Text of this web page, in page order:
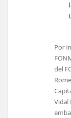
Por
del
Vidal